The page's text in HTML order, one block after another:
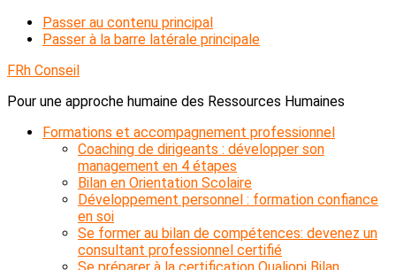
Passer au contenu principal
Passer à la barre latérale principale
FRh Conseil
Pour une approche humaine des Ressources Humaines
Formations et accompagnement professionnel
Coaching de dirigeants : développer son
management en 4 étapes
Bilan en Orientation Scolaire
Développement personnel : formation confiance
en soi
Se former au bilan de compétences: devenez un
consultant professionnel certifié